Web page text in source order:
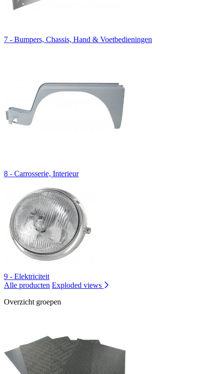
7 - Bumpers, Chassis, Hand & Voetbedieningen
8 - Carrosserie, Interieur
9 - Elektriciteit
Alle producten Exploded views
Overzicht groepen